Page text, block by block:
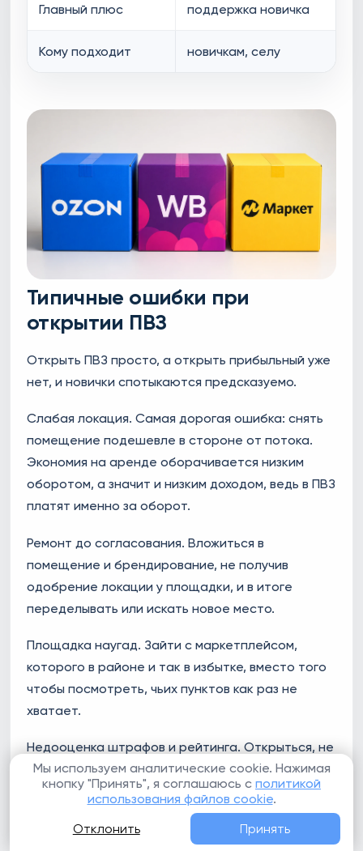
Главный плюс поддержка новичка
Кому подходит новичкам, селу
Типичные ошибки при
открытии ПВЗ
Открыть ПВЗ просто, а открыть прибыльный уже
нет, и новички спотыкаются предсказуемо.
Слабая локация. Самая дорогая ошибка: снять
помещение подешевле в стороне от потока.
Экономия на аренде оборачивается низким
оборотом, а значит и низким доходом, ведь в ПВЗ
платят именно за оборот.
Ремонт до согласования. Вложиться в
помещение и брендирование, не получив
одобрение локации у площадки, и в итоге
переделывать или искать новое место.
Площадка наугад. Зайти с маркетплейсом,
которого в районе и так в избытке, вместо того
чтобы посмотреть, чьих пунктов как раз не
хватает.
Недооценка штрафов и рейтинга. Открыться, не
заложив в экономику удержания, штрафы и
провал рейтинга в первые месяцы, пока
сотрудники только учатся.
Мы используем аналитические cookie. Нажимая
кнопку "Принять", я соглашаюсь с политикой
использования файлов cookie.
Отклонить
Принять